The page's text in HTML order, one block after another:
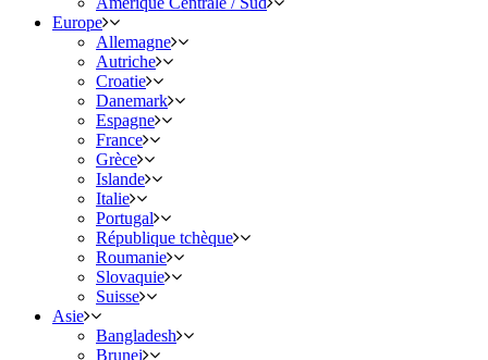
Europe
Allemagne
Autriche
Croatie
Danemark
Espagne
France
Grèce
Islande
Italie
Portugal
République tchèque
Roumanie
Slovaquie
Suisse
Asie
Bangladesh
Brunei